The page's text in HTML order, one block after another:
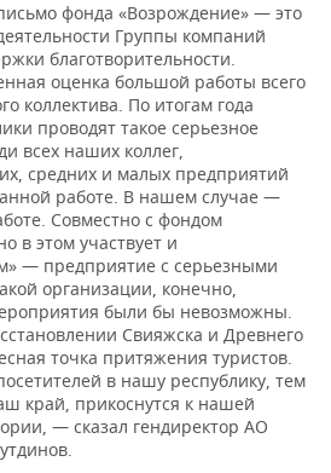
фонда «Возрождение» — это
Группы компаний
благотворительности.
оценка большой работы всего
коллектива. По итогам года
проводят такое серьезное
всех наших коллег,
средних и малых предприятий
работе. В нашем случае —
Совместно с фондом
в этом участвует и
— предприятие с серьезными
организации, конечно,
были бы невозможны.
Свияжска и Древнего
точка притяжения туристов.
в нашу республику, тем
край, прикоснутся к нашей
— сказал гендиректор АО